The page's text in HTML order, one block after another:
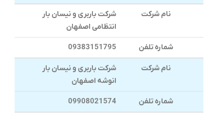
نام شرکت
شرکت باربری و نیسان بار
انتظامی اصفهان
شماره تلفن 09383151795
نام شرکت
شرکت باربری و نیسان بار
انوشه اصفهان
شماره تلفن 09908021574